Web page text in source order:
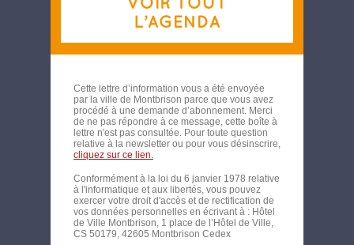
Cette lettre d’information vous a été envoyée
par la ville de Montbrison parce que vous avez
procédé à une demande d’abonnement. Merci
de ne pas répondre à ce message, cette boîte à
lettre n'est pas consultée. Pour toute question
relative à la newsletter ou pour vous désinscrire,
cliquez sur ce lien.
Conformément à la loi du 6 janvier 1978 relative
à l'informatique et aux libertés, vous pouvez
exercer votre droit d'accès et de rectification de
vos données personnelles en écrivant à : Hôtel
de Ville Montbrison, 1 place de l’Hôtel de Ville,
CS 50179, 42605 Montbrison Cedex